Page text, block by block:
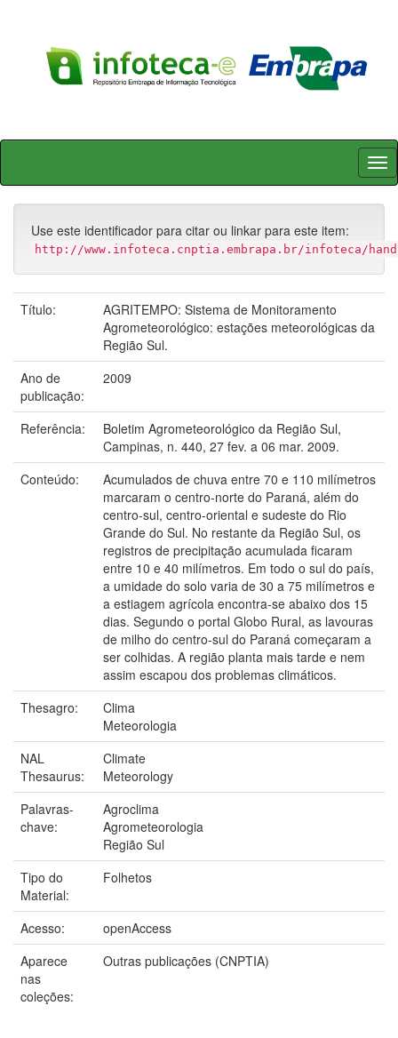
Skip
Use este identificador para citar ou linkar para este item:
http://www.infoteca.cnptia.embrapa.br/infoteca/
Título:
AGRITEMPO: Sistema de Monitoramento
Agrometeorológico: estações meteorológicas da
Região Sul.
Ano de
publicação:
2009
Referência:
Boletim Agrometeorológico da Região Sul,
Campinas, n. 440, 27 fev. a 06 mar. 2009.
Conteúdo:
Acumulados de chuva entre 70 e 110 milímetros
marcaram o centro-norte do Paraná, além do
centro-sul, centro-oriental e sudeste do Rio
Grande do Sul. No restante da Região Sul, os
registros de precipitação acumulada ficaram
entre 10 e 40 milímetros. Em todo o sul do país,
a umidade do solo varia de 30 a 75 milímetros e
a estiagem agrícola encontra-se abaixo dos 15
dias. Segundo o portal Globo Rural, as lavouras
de milho do centro-sul do Paraná começaram a
ser colhidas. A região planta mais tarde e nem
assim escapou dos problemas climáticos.
Thesagro:
Clima
Meteorologia
NAL
Thesaurus:
Climate
Meteorology
Palavras-
chave:
Agroclima
Agrometeorologia
Região Sul
Tipo do
Material:
Folhetos
Acesso:
openAccess
Aparece
nas
coleções:
Outras publicações (CNPTIA)